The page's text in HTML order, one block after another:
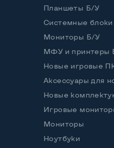
nVidia
1
Планшеты Б/У
Системные
Мониторы Б/У
МФУ и принтеры
Новые игровые
Аксессуары для
Новые
Игровые
Мониторы
Ноутбуки